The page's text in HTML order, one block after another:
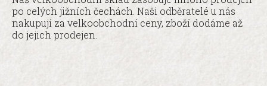
NOVINKY
po celých jižních čechách. Naši odběratelé u nás
nakupují za velkoobchodní ceny, zboží dodáme až
do jejich prodejen.